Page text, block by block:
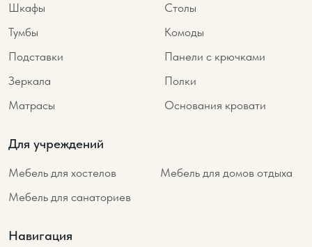
Шкафы
Столы
Тумбы
Комоды
Подставки
Панели с крючками
Зеркала
Полки
Матрасы
Основания кровати
Для учреждений
Мебель для хостелов
Мебель для домов отдыха
Мебель для санаториев
Навигация